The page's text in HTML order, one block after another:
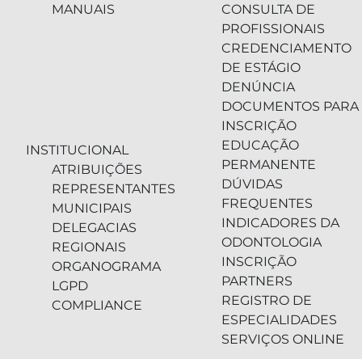
MANUAIS
INSTITUCIONAL
ATRIBUIÇÕES
REPRESENTANTES
MUNICIPAIS
DELEGACIAS
REGIONAIS
ORGANOGRAMA
LGPD
COMPLIANCE
CONSULTA DE
PROFISSIONAIS
CREDENCIAMENTO
DE ESTÁGIO
DENÚNCIA
DOCUMENTOS PARA
INSCRIÇÃO
EDUCAÇÃO
PERMANENTE
DÚVIDAS
FREQUENTES
INDICADORES DA
ODONTOLOGIA
INSCRIÇÃO
PARTNERS
REGISTRO DE
ESPECIALIDADES
SERVIÇOS ONLINE